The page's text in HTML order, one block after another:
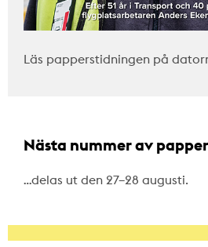
Läs papperstidningen på
Nästa nummer av
…delas ut den 27–28 augusti.